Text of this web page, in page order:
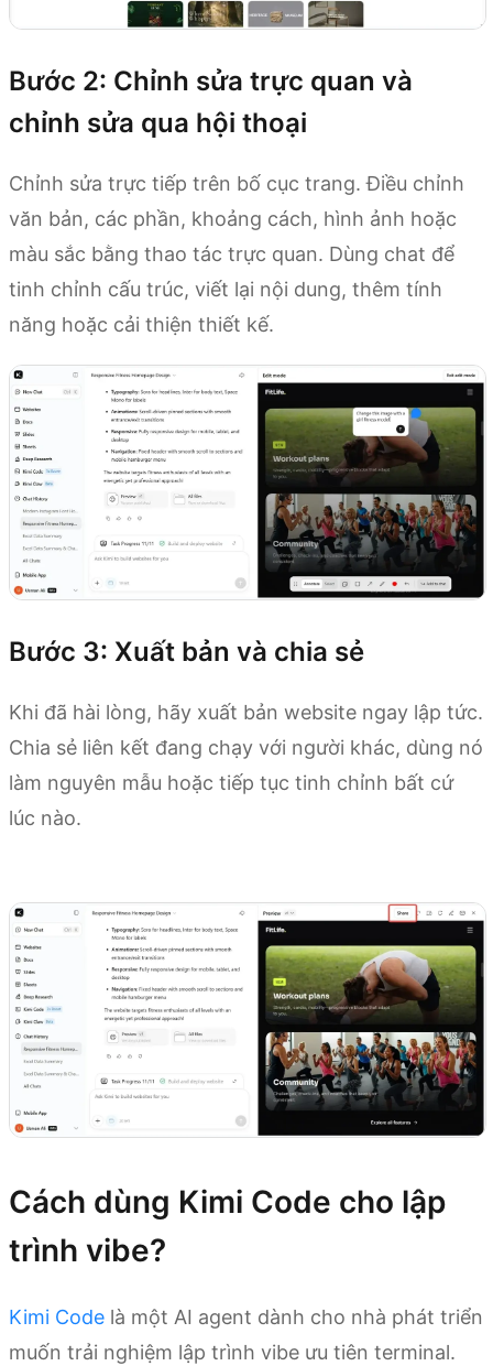
Bước 2: Chỉnh sửa trực quan và
chỉnh sửa qua hội thoại
Chỉnh sửa trực tiếp trên bố cục trang. Điều chỉnh
văn bản, các phần, khoảng cách, hình ảnh hoặc
màu sắc bằng thao tác trực quan. Dùng chat để
tinh chỉnh cấu trúc, viết lại nội dung, thêm tính
năng hoặc cải thiện thiết kế.
Bước 3: Xuất bản và chia sẻ
Khi đã hài lòng, hãy xuất bản website ngay lập tức.
Chia sẻ liên kết đang chạy với người khác, dùng nó
làm nguyên mẫu hoặc tiếp tục tinh chỉnh bất cứ
lúc nào.
Cách dùng Kimi Code cho lập
trình vibe?
Kimi Code là một AI agent dành cho nhà phát triển
muốn trải nghiệm lập trình vibe ưu tiên terminal.